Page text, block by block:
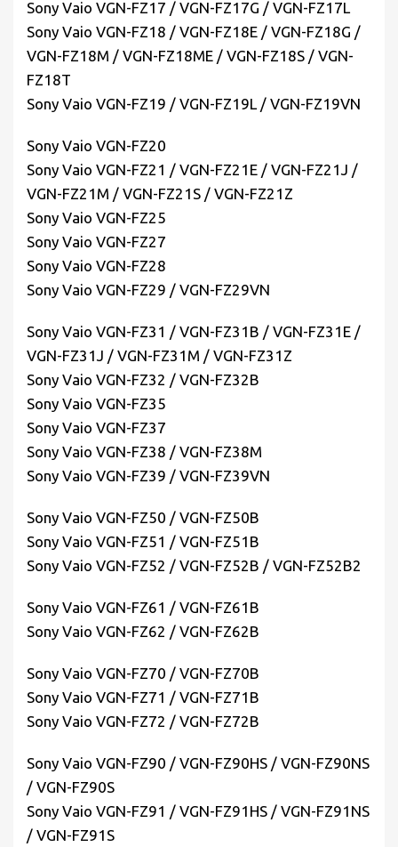
Sony Vaio VGN-FZ17 / VGN-FZ17G / VGN-FZ17L
Sony Vaio VGN-FZ18 / VGN-FZ18E / VGN-FZ18G /
VGN-FZ18M / VGN-FZ18ME / VGN-FZ18S / VGN-
FZ18T
Sony Vaio VGN-FZ19 / VGN-FZ19L / VGN-FZ19VN
Sony Vaio VGN-FZ20
Sony Vaio VGN-FZ21 / VGN-FZ21E / VGN-FZ21J /
VGN-FZ21M / VGN-FZ21S / VGN-FZ21Z
Sony Vaio VGN-FZ25
Sony Vaio VGN-FZ27
Sony Vaio VGN-FZ28
Sony Vaio VGN-FZ29 / VGN-FZ29VN
Sony Vaio VGN-FZ31 / VGN-FZ31B / VGN-FZ31E /
VGN-FZ31J / VGN-FZ31M / VGN-FZ31Z
Sony Vaio VGN-FZ32 / VGN-FZ32B
Sony Vaio VGN-FZ35
Sony Vaio VGN-FZ37
Sony Vaio VGN-FZ38 / VGN-FZ38M
Sony Vaio VGN-FZ39 / VGN-FZ39VN
Sony Vaio VGN-FZ50 / VGN-FZ50B
Sony Vaio VGN-FZ51 / VGN-FZ51B
Sony Vaio VGN-FZ52 / VGN-FZ52B / VGN-FZ52B2
Sony Vaio VGN-FZ61 / VGN-FZ61B
Sony Vaio VGN-FZ62 / VGN-FZ62B
Sony Vaio VGN-FZ70 / VGN-FZ70B
Sony Vaio VGN-FZ71 / VGN-FZ71B
Sony Vaio VGN-FZ72 / VGN-FZ72B
Sony Vaio VGN-FZ90 / VGN-FZ90HS / VGN-FZ90NS
/ VGN-FZ90S
Sony Vaio VGN-FZ91 / VGN-FZ91HS / VGN-FZ91NS
/ VGN-FZ91S